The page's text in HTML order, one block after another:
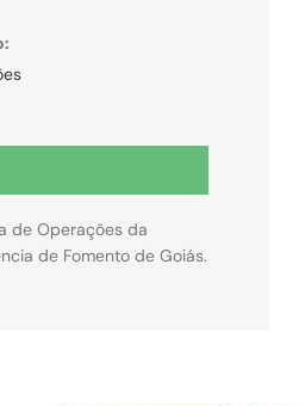
de Operações da
de Fomento de Goiás.